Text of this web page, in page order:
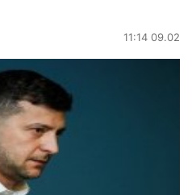
11:14 09.02